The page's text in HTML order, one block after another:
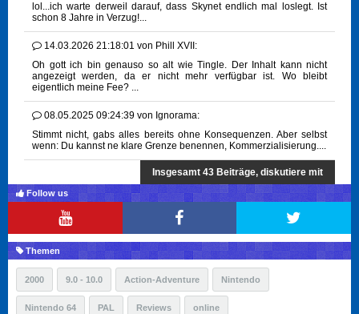
lol...ich warte derweil darauf, dass Skynet endlich mal loslegt. Ist
schon 8 Jahre in Verzug!...
14.03.2026 21:18:01 von Phill XVII:
Oh gott ich bin genauso so alt wie Tingle. Der Inhalt kann nicht
angezeigt werden, da er nicht mehr verfügbar ist. Wo bleibt
eigentlich meine Fee? ...
08.05.2025 09:24:39 von Ignorama:
Stimmt nicht, gabs alles bereits ohne Konsequenzen. Aber selbst
wenn: Du kannst ne klare Grenze benennen, Kommerzialisierung....
Insgesamt 43 Beiträge, diskutiere mit
Follow us
Themen
2000 9.0 - 10.0 Action-Adventure Nintendo
Nintendo 64 PAL Reviews online